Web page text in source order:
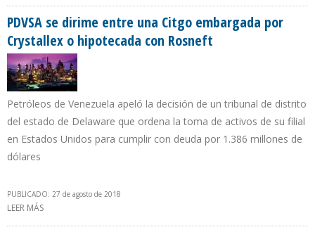
PDVSA se dirime entre una Citgo embargada por
Crystallex o hipotecada con Rosneft
Petróleos de Venezuela apeló la decisión de un tribunal de distrito
del estado de Delaware que ordena la toma de activos de su filial
en Estados Unidos para cumplir con deuda por 1.386 millones de
dólares
PUBLICADO: 27 de agosto de 2018
LEER MÁS